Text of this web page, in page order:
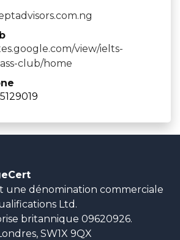
view/ielts-
club/home
une dénomination commerciale
Ltd.
britannique 09620926.
SW1X 9QX